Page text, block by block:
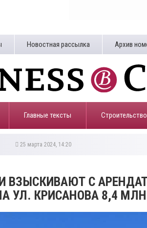
Новостная рассылка Архив
Главные тексты
25 марта 2024, 14:20
ВЗЫСКИВАЮТ С
УЛ. КРИСАНОВА 8,4